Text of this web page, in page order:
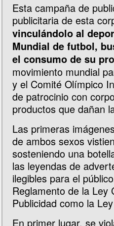
Esta campaña de
publicitaria de esta
vinculándolo al
Mundial de futbol,
el consumo de su
movimiento mundial
y el Comité Olímpico
de patrocinio con
productos que dañan
Las primeras
de ambos sexos
sosteniendo una
las leyendas de
ilegibles para el
Reglamento de la Ley
Publicidad como la
En primer lugar, se